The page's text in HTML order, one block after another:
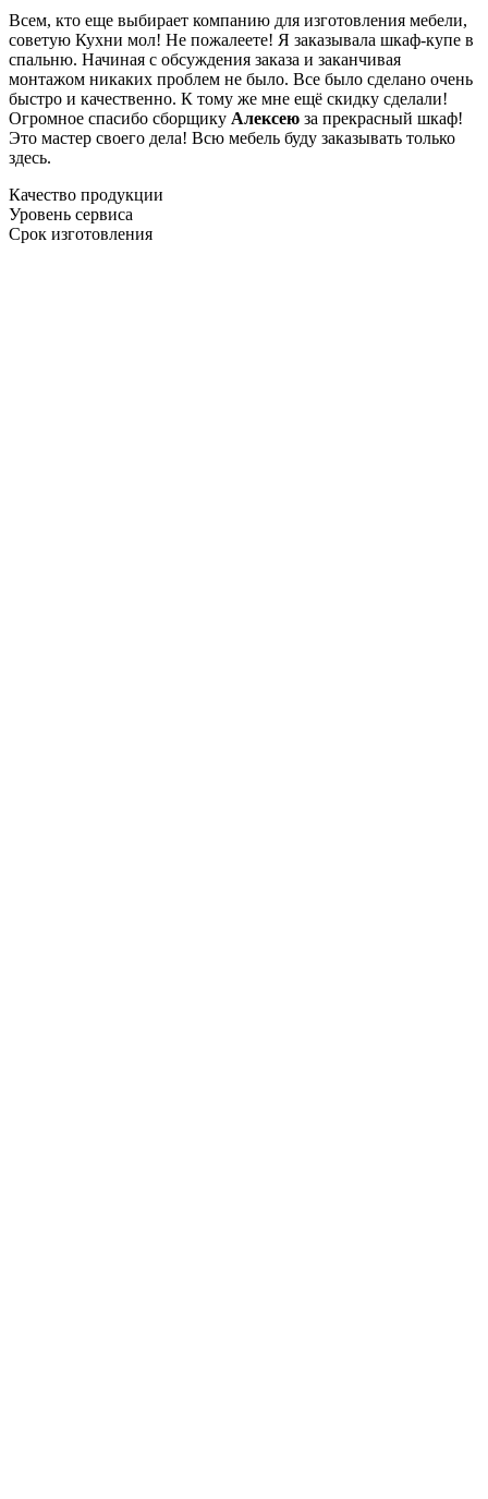
Всем, кто еще выбирает компанию для изготовления мебели,
советую Кухни мол! Не пожалеете! Я заказывала шкаф-купе в
спальню. Начиная с обсуждения заказа и заканчивая
монтажом никаких проблем не было. Все было сделано очень
быстро и качественно. К тому же мне ещё скидку сделали!
Огромное спасибо сборщику Алексею за прекрасный шкаф!
Это мастер своего дела! Всю мебель буду заказывать только
здесь.
Качество продукции
Уровень сервиса
Срок изготовления